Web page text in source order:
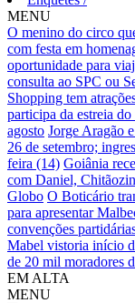
MENU
O menino do circo
com festa em
oportunidade para
consulta ao SPC ou
Shopping tem
participa da estreia
agosto Jorge Aragão
26 de setembro;
feira (14) Goiânia
com Daniel,
Globo O Boticário
para apresentar
convenções
Mabel vistoria início
de 20 mil moradores
EM ALTA
MENU